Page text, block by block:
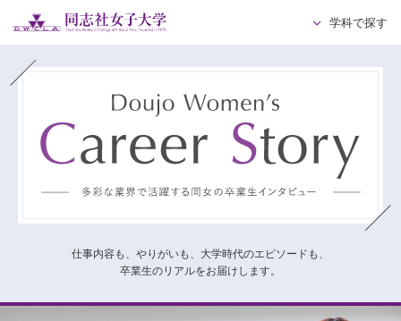
学科で探す
仕事内容も、やりがいも、大学時代のエピソードも、
卒業生のリアルをお届けします。